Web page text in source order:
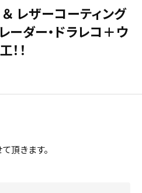
レザーコーティング
ダー・ドラレコ＋ウ
！
頂きます。